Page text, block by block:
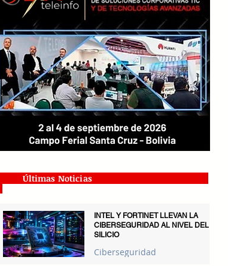
Últimas Noticias
INTEL Y FORTINET LLEVAN LA
CIBERSEGURIDAD AL NIVEL DEL
SILICIO
Ciberseguridad